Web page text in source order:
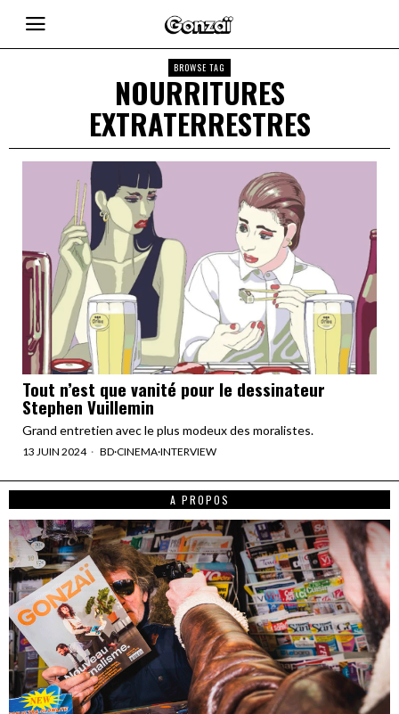
BROWSE TAG
NOURRITURES
EXTRATERRESTRES
Tout n’est que vanité pour le dessinateur
Stephen Vuillemin
Grand entretien avec le plus modeux des moralistes.
13 JUIN 2024 BD·CINEMA·INTERVIEW
A PROPOS